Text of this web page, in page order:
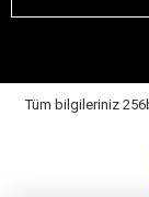
Tüm bilgileriniz